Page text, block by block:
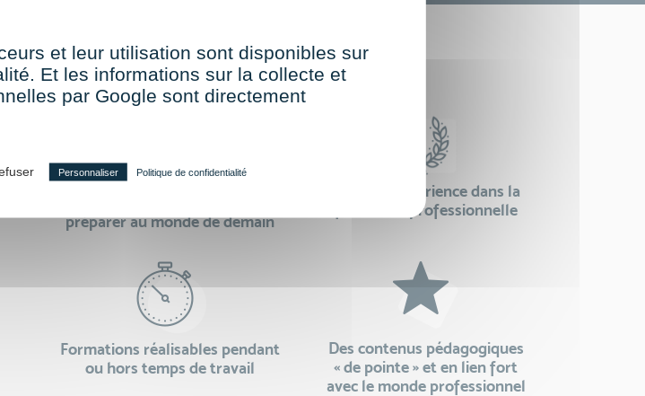
academy c’est
préparer au monde de demain
24 ans d'expérience dans la
formation professionnelle
Formations réalisables pendant
ou hors temps de travail
Des contenus pédagogiques
« de pointe » et en lien fort
avec le monde professionnel
et leur utilisation sont disponibles sur
Et les informations sur la collecte et
par Google sont directement
Personnaliser Politique de confidentialité